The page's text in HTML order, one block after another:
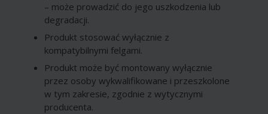
– może prowadzić do jego uszkodzenia lub
degradacji.
Produkt stosować wyłącznie z
kompatybilnymi felgami.
Produkt może być montowany wyłącznie
przez osoby wykwalifikowane i przeszkolone
w tym zakresie, zgodnie z wytycznymi
producenta.